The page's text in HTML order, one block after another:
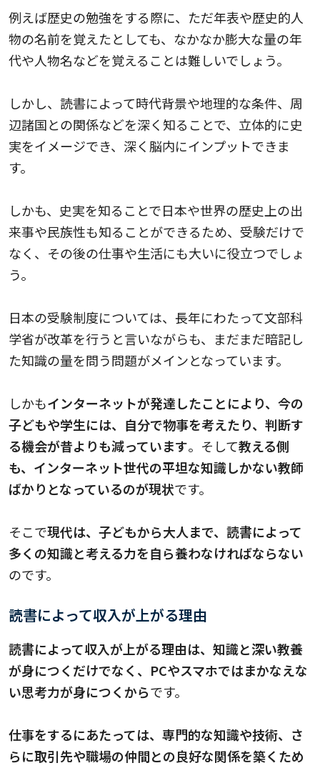
例えば歴史の勉強をする際に、ただ年表や歴史的人
物の名前を覚えたとしても、なかなか膨大な量の年
代や人物名などを覚えることは難しいでしょう。
しかし、読書によって時代背景や地理的な条件、周
辺諸国との関係などを深く知ることで、立体的に史
実をイメージでき、深く脳内にインプットできま
す。
しかも、史実を知ることで日本や世界の歴史上の出
来事や民族性も知ることができるため、受験だけで
なく、その後の仕事や生活にも大いに役立つでしょ
う。
日本の受験制度については、長年にわたって文部科
学省が改革を行うと言いながらも、まだまだ暗記し
た知識の量を問う問題がメインとなっています。
しかもインターネットが発達したことにより、今の
子どもや学生には、自分で物事を考えたり、判断す
る機会が昔よりも減っています。そして教える側
も、インターネット世代の平坦な知識しかない教師
ばかりとなっているのが現状です。
そこで現代は、子どもから大人まで、読書によって
多くの知識と考える力を自ら養わなければならない
のです。
読書によって収入が上がる理由
読書によって収入が上がる理由は、知識と深い教養
が身につくだけでなく、PCやスマホではまかなえな
い思考力が身につくからです。
仕事をするにあたっては、専門的な知識や技術、さ
らに取引先や職場の仲間との良好な関係を築くため